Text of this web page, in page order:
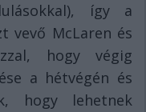
így a
vevő McLaren és
hogy végig
a hétvégén és
hogy lehetnek